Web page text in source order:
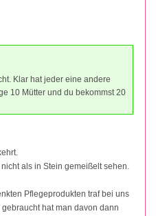
Klar hat jeder eine andere
10 Mütter und du bekommst 20
als in Stein gemeißelt sehen.
Pflegeprodukten traf bei uns
hat man davon dann